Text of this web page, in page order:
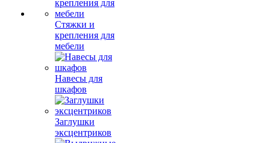
Стяжки и
крепления для
мебели
Навесы для
шкафов
Заглушки
эксцентриков